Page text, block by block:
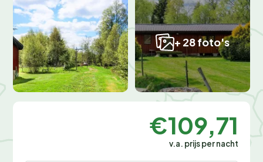
+ 28 foto's
€109,71
v.a. prijs per nacht